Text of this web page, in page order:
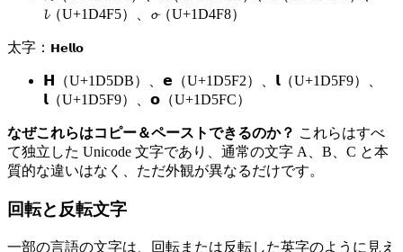
𝓵（U+1D4F5）、𝓸（U+1D4F8）
太字： 𝗛𝗲𝗹𝗹𝗼
𝗛（U+1D5DB）、𝗲（U+1D5F2）、𝗹（U+1D5F9）、
𝗹（U+1D5F9）、𝗼（U+1D5FC）
なぜこれらはコピー＆ペーストできるのか？ これらはすべ
て独立した Unicode 文字であり、通常の文字 A、B、C と本
質的な違いはなく、ただ外観が異なるだけです。
回転と反転文字
一部の言語の文字は、回転または反転した英字のように見え